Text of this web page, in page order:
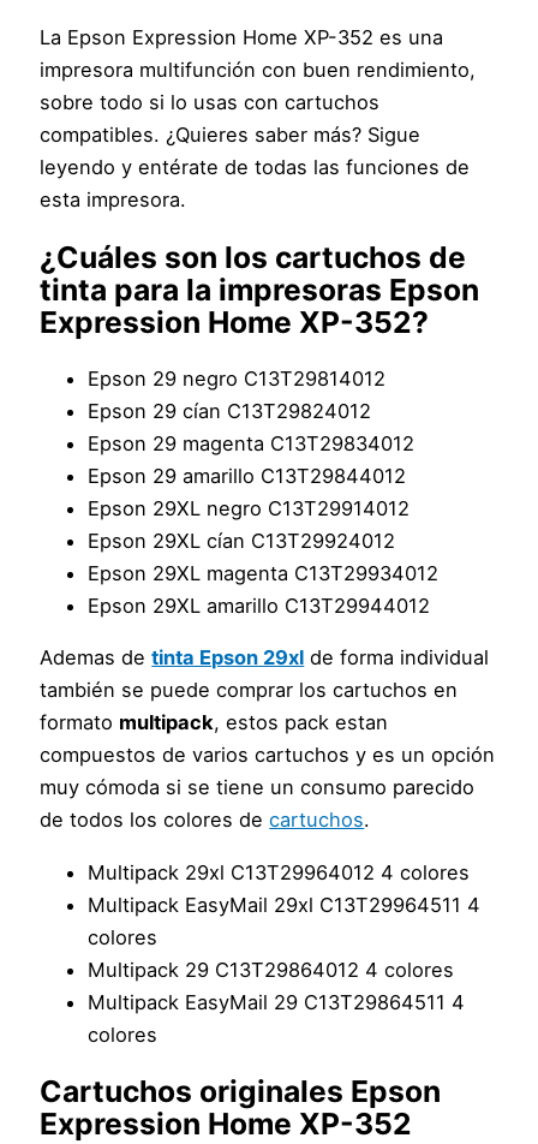
La Epson Expression Home XP-352 es una
impresora multifunción con buen rendimiento,
sobre todo si lo usas con cartuchos
compatibles. ¿Quieres saber más? Sigue
leyendo y entérate de todas las funciones de
esta impresora.
¿Cuáles son los cartuchos de
tinta para la impresoras Epson
Expression Home XP-352?
Epson 29 negro C13T29814012
Epson 29 cían C13T29824012
Epson 29 magenta C13T29834012
Epson 29 amarillo C13T29844012
Epson 29XL negro C13T29914012
Epson 29XL cían C13T29924012
Epson 29XL magenta C13T29934012
Epson 29XL amarillo C13T29944012
Ademas detinta Epson 29xl de forma individual
también se puede comprar los cartuchos en
formato multipack, estos pack estan
compuestos de varios cartuchos y es un opción
muy cómoda si se tiene un consumo parecido
de todos los colores decartuchos.
Multipack 29xl C13T29964012 4 colores
Multipack EasyMail 29xl C13T29964511 4
colores
Multipack 29 C13T29864012 4 colores
Multipack EasyMail 29 C13T29864511 4
colores
Cartuchos originales Epson
Expression Home XP-352